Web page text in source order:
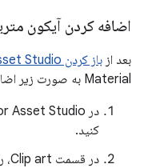
اضافه کردن آیکون
بعد از باز کردن Vector Asset Studio
Material به صورت زیر اضافه کنید:
در Vector Asset Studio، گزینه
کنید.
در قسمت Clip art، روی دکمه کلیک کنید.